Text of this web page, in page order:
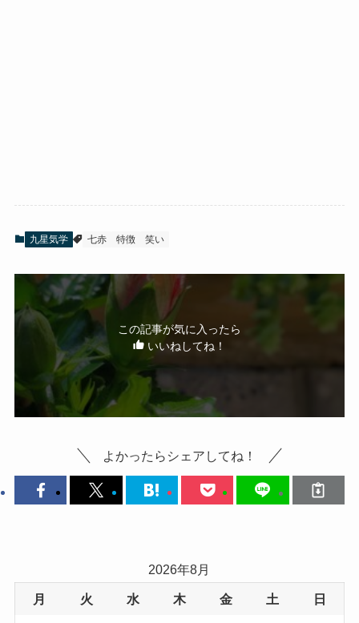
九星気学 七赤 特徴 笑い
この記事が気に入ったら
いいねしてね！
よかったらシェアしてね！
2026年8月
月 火 水 木 金 土 日